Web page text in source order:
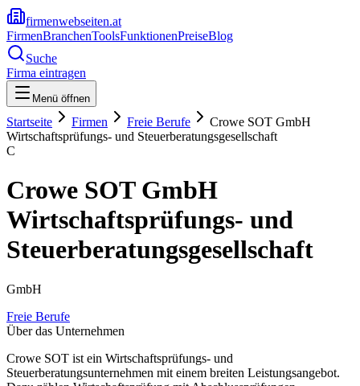
firmenwebseiten.at
FirmenBranchenToolsFunktionenPreiseBlog
Suche
Firma eintragen
Menü öffnen
Startseite Firmen Freie Berufe
Crowe SOT GmbH
Wirtschaftsprüfungs- und Steuerberatungsgesellschaft
C
Crowe SOT GmbH
Wirtschaftsprüfungs- und
Steuerberatungsgesellschaft
GmbH
Freie Berufe
Über das Unternehmen
Crowe SOT ist ein Wirtschaftsprüfungs- und
Steuerberatungsunternehmen mit einem breiten Leistungsangebot.